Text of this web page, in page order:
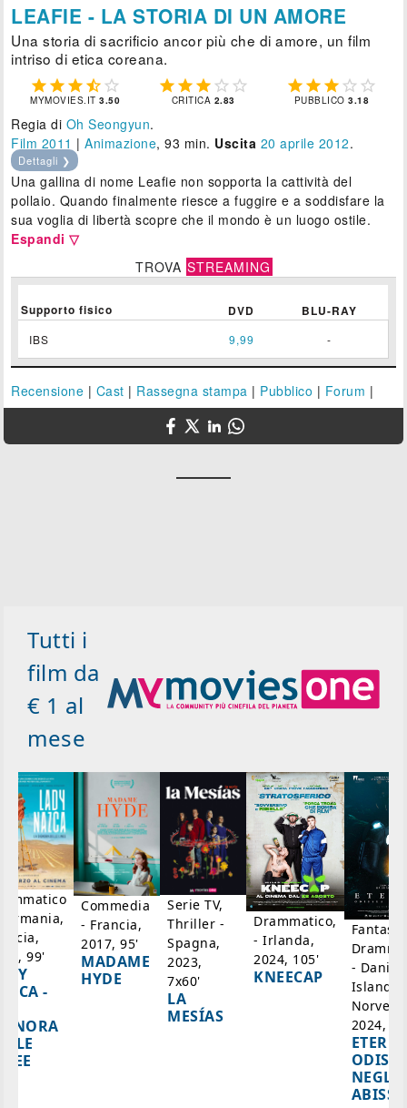
LEAFIE - LA STORIA DI UN AMORE
Una storia di sacrificio ancor più che di amore, un film
intriso di etica coreana.
    
MYMOVIES.IT3.50
    
CRITICA 2.83
    
PUBBLICO3.18
Regia di Oh Seongyun.
Film 2011 |Animazione, 93 min. Uscita 20 aprile 2012.
Dettagli ❯
Una gallina di nome Leafie non sopporta la cattività del
pollaio. Quando finalmente riesce a fuggire e a soddisfare la
sua voglia di libertà scopre che il mondo è un luogo ostile.
Espandi ▽
TROVA STREAMING
Supporto fisico DVD BLU-RAY
IBS 9,99 -
Recensione | Cast | Rassegna stampa | Pubblico | Forum |
Tutti i
film da
€ 1 al
mese
99'
-
Commedia
- Francia,
2017, 95'
MADAME
HYDE
Serie TV,
Thriller -
Spagna,
2023,
7x60'
LA
MESÍAS
Drammatico,
- Irlanda,
2024, 105'
KNEECAP
-
Islanda,
2024,
NEGLI
ABISSI